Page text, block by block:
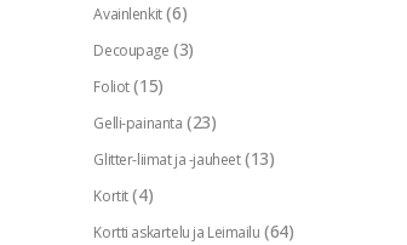
Avainlenkit (6)
Decoupage (3)
Foliot (15)
Gelli-painanta (23)
Glitter-liimat ja -jauheet (13)
Kortit (4)
Kortti askartelu ja Leimailu (64)